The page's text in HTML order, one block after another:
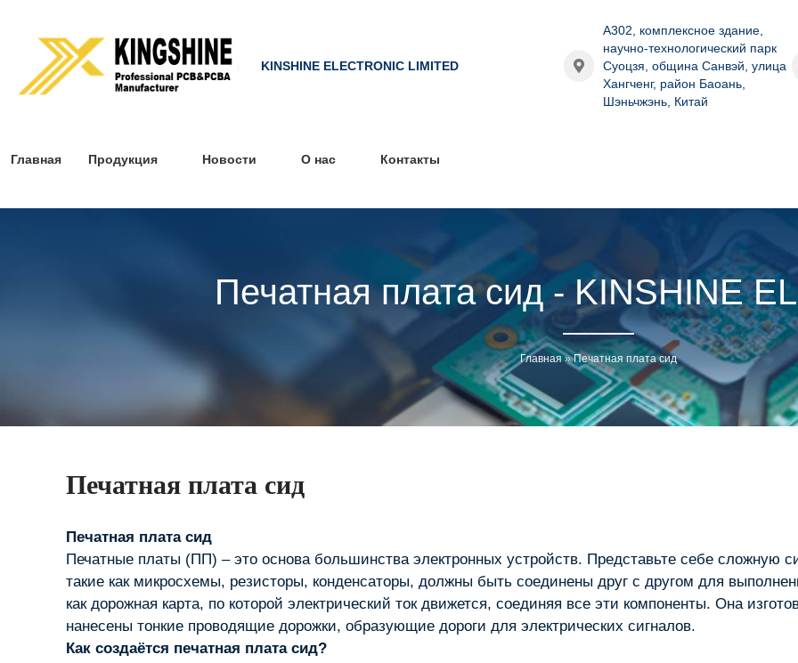
KINSHINE ELECTRONIC LIMITED
A302, комплексное здание,
научно-технологический парк
Суоцзя, община Санвэй, улица
Хангченг, район Баоань,
Шэньчжэнь, Китай
Главная Продукция Новости О нас Контакты
Печатная плата сид - KINSHINE
Главная»Печатная плата сид
Печатная плата сид
Печатная плата сид
Печатные платы (ПП) – это основа большинства электронных устройств. Представьте себе сложную
такие как микросхемы, резисторы, конденсаторы, должны быть соединены друг с другом для
как дорожная карта, по которой электрический ток движется, соединяя все эти компоненты. Она
нанесены тонкие проводящие дорожки, образующие дороги для электрических сигналов.
Как создаётся печатная плата сид?